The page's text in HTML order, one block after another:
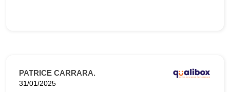
PATRICE CARRARA.
31/01/2025